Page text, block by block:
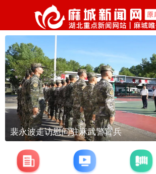
裴永波走访慰问驻麻武警官兵